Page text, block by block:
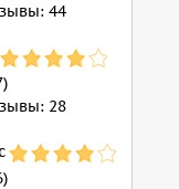
44
28